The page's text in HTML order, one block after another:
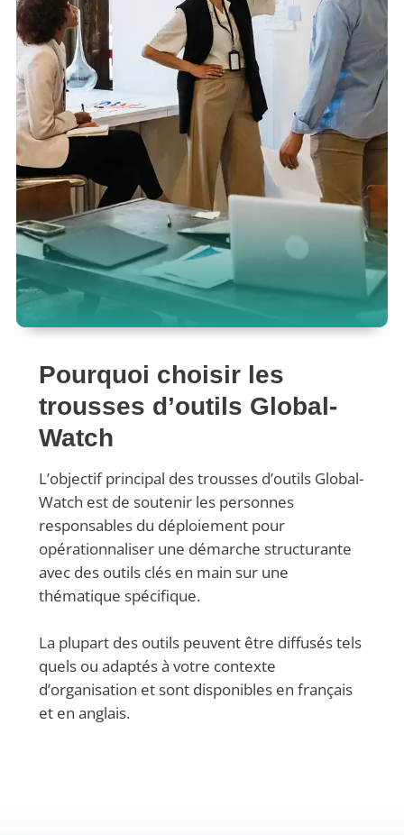
Pourquoi choisir les
trousses d’outils Global-
Watch
L’objectif principal des trousses d’outils Global-
Watch est de soutenir les personnes
responsables du déploiement pour
opérationnaliser une démarche structurante
avec des outils clés en main sur une
thématique spécifique.
La plupart des outils peuvent être diffusés tels
quels ou adaptés à votre contexte
d’organisation et sont disponibles en français
et en anglais.